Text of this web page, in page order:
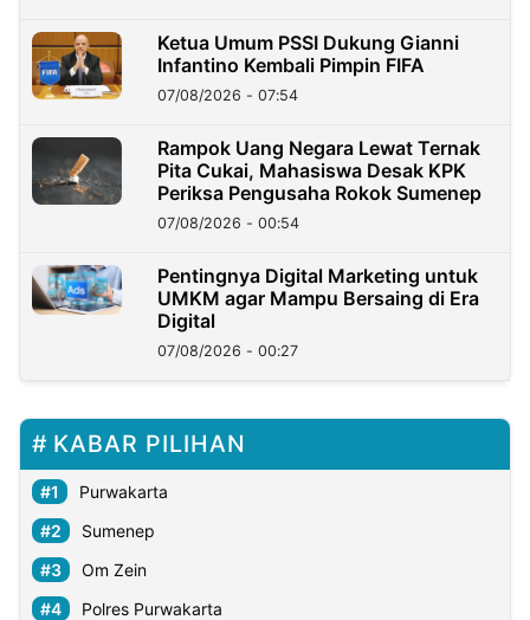
Ketua Umum PSSI Dukung Gianni
Infantino Kembali Pimpin FIFA
07/08/2026 - 07:54
Rampok Uang Negara Lewat Ternak
Pita Cukai, Mahasiswa Desak KPK
Periksa Pengusaha Rokok Sumenep
07/08/2026 - 00:54
Pentingnya Digital Marketing untuk
UMKM agar Mampu Bersaing di Era
Digital
07/08/2026 - 00:27
KABAR PILIHAN
Purwakarta
Sumenep
Om Zein
Polres Purwakarta